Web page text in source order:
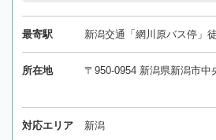
最寄駅 新潟交通「網川原バス停」
所在地 〒950-0954 新潟県新潟市中
対応エリア 新潟